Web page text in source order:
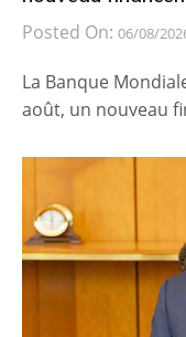
Posted On: 06/08/
La Banque
août, un nouveau